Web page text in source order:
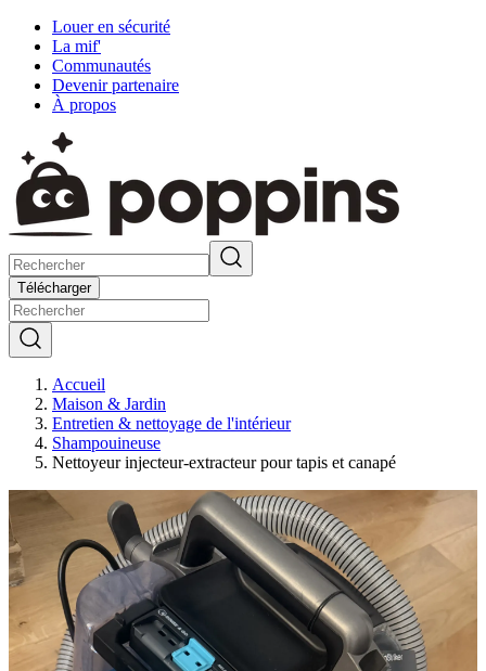
Louer en sécurité
La mif'
Communautés
Devenir partenaire
À propos
Télécharger
Accueil
Maison & Jardin
Entretien & nettoyage de l'intérieur
Shampouineuse
Nettoyeur injecteur-extracteur pour tapis et canapé